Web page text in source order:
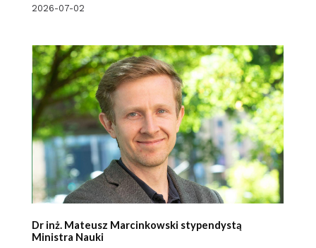
2026-07-02
Dr inż. Mateusz Marcinkowski stypendystą
Ministra Nauki